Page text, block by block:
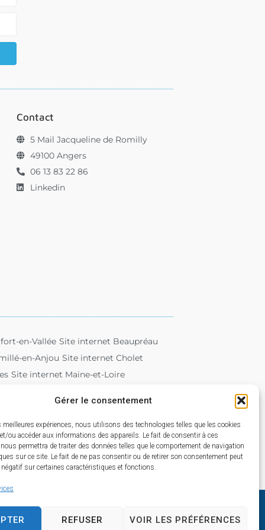
Gérer le consentement
meilleures expériences, nous utilisons des technologies telles que les cookies
ou accéder aux informations des appareils. Le fait de consentir à ces
permettra de traiter des données telles que le comportement de navigation
sur ce site. Le fait de ne pas consentir ou de retirer son consentement peut
négatif sur certaines caractéristiques et fonctions.
REFUSER VOIR LES PRÉFÉRENCES
Contact
5 Mail Jacqueline de Romilly
49100 Angers
06 13 83 22 86
Linkedin
en-Vallée Site internet Beaupréau
en-Anjou Site internet Cholet
Site internet Maine-et-Loire